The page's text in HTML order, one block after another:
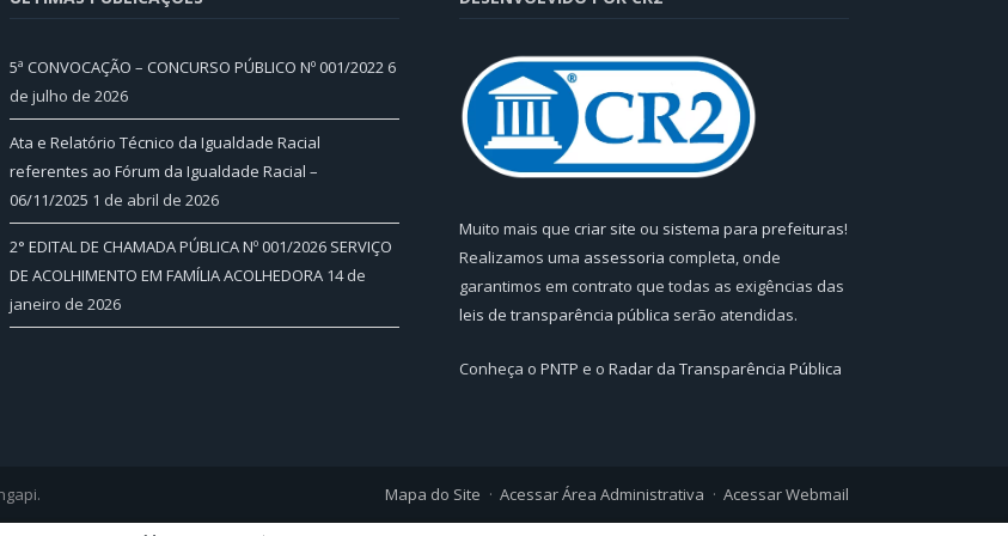
5ª CONVOCAÇÃO – CONCURSO PÚBLICO Nº 001/2022 6
de julho de 2026
Ata e Relatório Técnico da Igualdade Racial
referentes ao Fórum da Igualdade Racial –
06/11/2025 1 de abril de 2026
2° EDITAL DE CHAMADA PÚBLICA Nº 001/2026 SERVIÇO
DE ACOLHIMENTO EM FAMÍLIA ACOLHEDORA 14 de
janeiro de 2026
Muito mais que criar site ou sistema para prefeituras!
Realizamos uma assessoria completa, onde
garantimos em contrato que todas as exigências das
leis de transparência pública serão atendidas.
Conheça o PNTP e o Radar da Transparência Pública
Mapa do Site Acessar Área Administrativa Acessar Webmail